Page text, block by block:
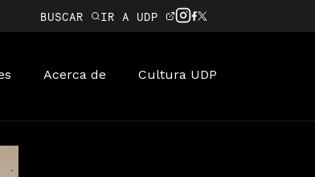
BUSCAR IR A UDP
Acerca de Cultura UDP